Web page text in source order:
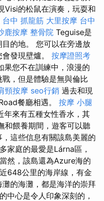
Visi的松鼠在演奏，玩耍和
台中 抓龍筋 大里按摩 台中
鹿按摩 整骨院 Teguise是
的地。 您可以在旁邊放
發現壁爐。 按摩證照考
果您不在訓練中，浪漫的
，但是體驗是無與倫比
頸按摩 seo行銷 過去和現
餐廳相遇。 按摩 小腿
年來有五種女性香水，其
和餵養期間，遊客可以聽
這些信息有關該島美麗的
家庭的最愛是Lárna區，
當然，該島還為Azure海的
近648公里的海岸線，有金
的海灘，都是海洋的崇拜
中心是令人印象深刻的，